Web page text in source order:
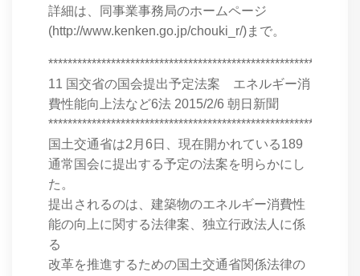
詳細は、同事業事務局のホームページ
(http://www.kenken.go.jp/chouki_r/)まで。
11 国交省の国会提出予定法案 エネルギー消
費性能向上法など6法 2015/2/6 朝日新聞
国土交通省は2月6日、現在開かれている189
通常国会に提出する予定の法案を明らかにし
た。
提出されるのは、建築物のエネルギー消費性
能の向上に関する法律案、独立行政法人に係
る
改革を推進するための国土交通省関係法律の